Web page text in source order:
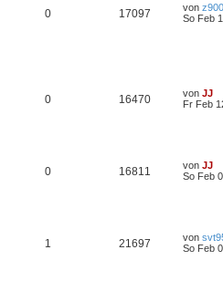
0 17097 von
So Feb
0 16470 von JJ
Fr Feb
0 16811 von JJ
So Feb
1 21697 von
So Feb